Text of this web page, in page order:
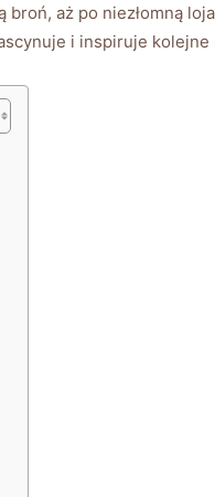
aż po ​niezłomną
i inspiruje ⁤kolejne